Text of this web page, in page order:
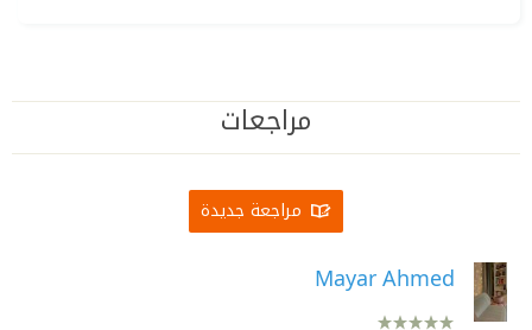
مراجعات
مراجعة جديدة
Mayar Ahmed